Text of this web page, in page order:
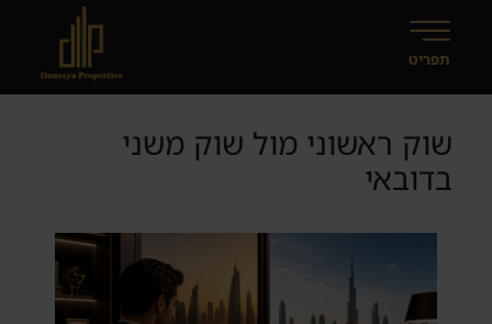
שוק ראשוני מול שוק משני
בדובאי